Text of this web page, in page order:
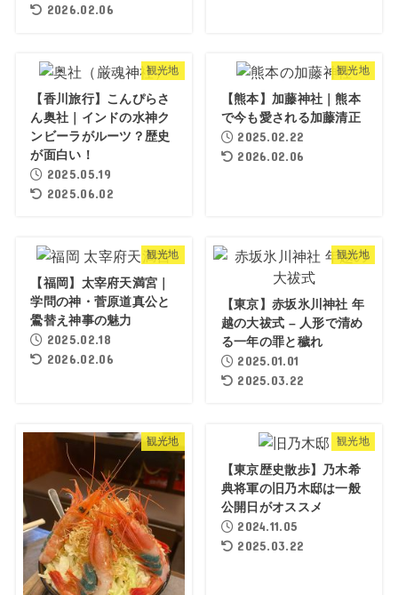
2026.02.06
観光地
【香川旅行】こんぴらさ
ん奥社｜インドの水神ク
ンビーラがルーツ？歴史
が面白い！
2025.05.19
2025.06.02
観光地
【熊本】加藤神社｜熊本
で今も愛される加藤清正
2025.02.22
2026.02.06
観光地
【福岡】太宰府天満宮｜
学問の神・菅原道真公と
鷽替え神事の魅力
2025.02.18
2026.02.06
観光地
【東京】赤坂氷川神社 年
越の大祓式 – 人形で清め
る一年の罪と穢れ
2025.01.01
2025.03.22
観光地 観光地
【東京歴史散歩】乃木希
典将軍の旧乃木邸は一般
公開日がオススメ
2024.11.05
2025.03.22